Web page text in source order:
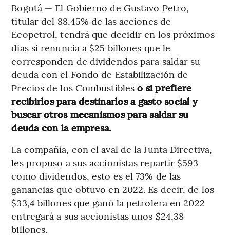
Bogotá — El Gobierno de Gustavo Petro,
titular del 88,45% de las acciones de
Ecopetrol, tendrá que decidir en los próximos
días si renuncia a $25 billones que le
corresponden de dividendos para saldar su
deuda con el Fondo de Estabilización de
Precios de los Combustibleso si prefiere
recibirlos para destinarlos a gasto social y
buscar otros mecanismos para saldar su
deuda con la empresa.
La compañía, con el aval de la Junta Directiva,
les propuso a sus accionistas repartir $593
como dividendos, esto es el 73% de las
ganancias que obtuvo en 2022. Es decir, de los
$33,4 billones que ganó la petrolera en 2022
entregará a sus accionistas unos $24,38
billones.